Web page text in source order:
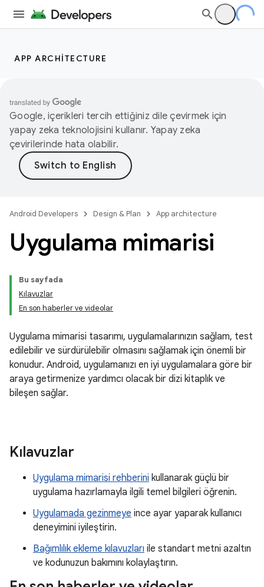
APP ARCHITECTURE
Google, içerikleri tercih ettiğiniz dile çevirmek için
yapay zeka teknolojisini kullanır. Yapay zeka
çevirilerinde hata olabilir.
Android Developers Design & Plan App architecture
Uygulama mimarisi
Bu sayfada
Kılavuzlar
En son haberler ve videolar
Uygulama mimarisi tasarımı, uygulamalarınızın sağlam, test
edilebilir ve sürdürülebilir olmasını sağlamak için önemli bir
konudur. Android, uygulamanızı en iyi uygulamalara göre bir
araya getirmenize yardımcı olacak bir dizi kitaplık ve
bileşen sağlar.
Kılavuzlar
Uygulama mimarisi rehberini kullanarak güçlü bir
uygulama hazırlamayla ilgili temel bilgileri öğrenin.
Uygulamada gezinmeye ince ayar yaparak kullanıcı
deneyimini iyileştirin.
Bağımlılık ekleme kılavuzları ile standart metni azaltın
ve kodunuzun bakımını kolaylaştırın.